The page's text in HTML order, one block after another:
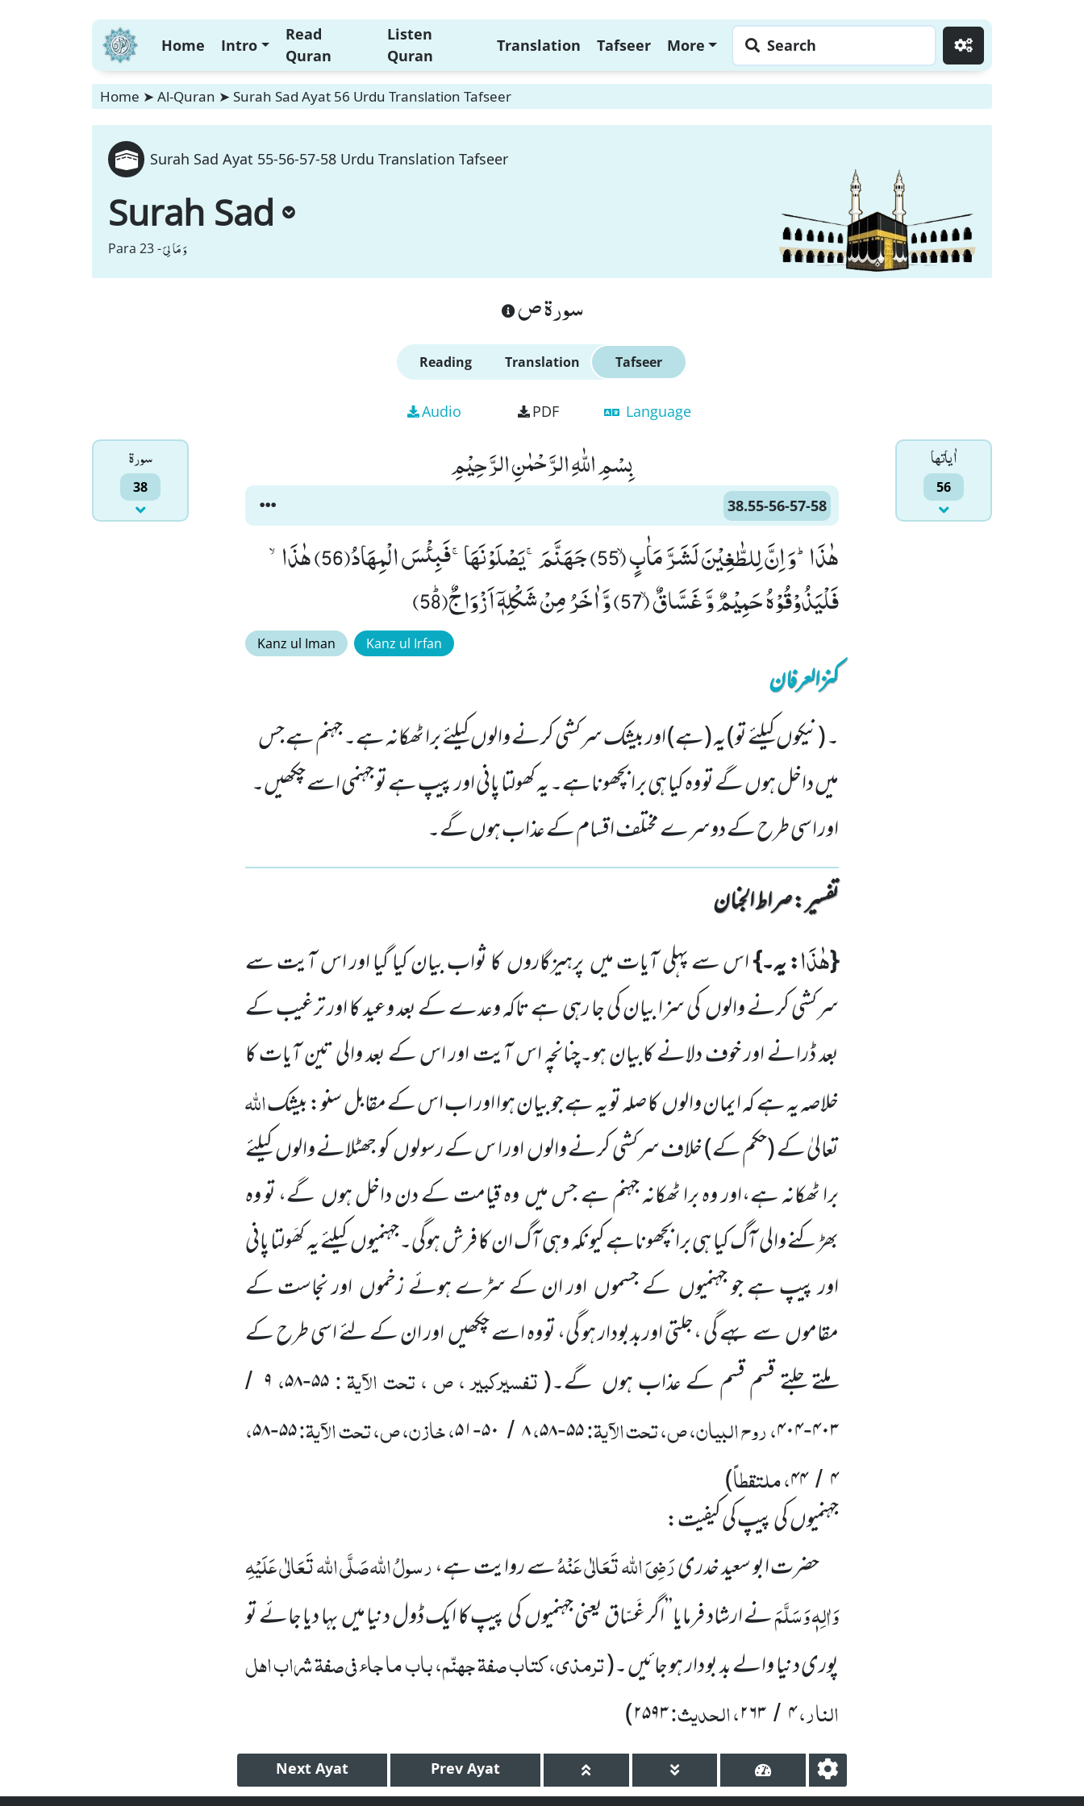
Home Intro
Read
Quran
Listen
Quran
Translation Tafseer More Search
Home ➤ Al-Quran ➤ Surah Sad Ayat 56 Urdu Translation Tafseer
Surah Sad Ayat 55-56-57-58 Urdu Translation Tafseer
Surah Sad
Para 23 -وَ مَا لِیَ
سورة ص
Reading Translation Tafseer
Audio PDF Language
سورۃ
38
اٰياتها
56
بِسْمِ اللّٰهِ الرَّحْمٰنِ الرَّحِیْمِ
38.55-56-57-58
هٰذَاؕ-وَ اِنَّ لِلطّٰغِیْنَ لَشَرَّ مَاٰبٍۙ (55) جَهَنَّمَۚ-یَصْلَوْنَهَاۚ-فَبِئْسَ الْمِهَادُ(56) هٰذَاۙ-
فَلْیَذُوْقُوْهُ حَمِیْمٌ وَّ غَسَّاقٌۙ (57) وَّ اٰخَرُ مِنْ شَكْلِهٖۤ اَزْوَاجٌﭤ(58)
Kanz ul Iman Kanz ul Irfan
کنزالعرفان
۔ (نیکوں کیلئے تو) یہ (ہے) اور بیشک سرکشی کرنے والوں کیلئے برا ٹھکانہ ہے۔ جہنم ہے جس
میں داخل ہوں گے تو وہ کیا ہی برا بچھوناہے۔ یہ کھولتا پانی اور پیپ ہے تو جہنمی اسے چکھیں۔
اور اسی طرح کے دوسرے مختلف اقسام کے عذاب ہوں گے۔
تفسیر : ‎صراط الجنان
{هٰذَا: یہ۔}اس سے پہلی آیات میںپرہیزگاروںکا ثواب بیان کیا گیا اور اس آیت سے
سرکشی کرنے والوںکی سزا بیانکی جا رہی ہے تاکہ وعدے کے بعد وعید کا اور ترغیب کے
بعد ڈرانے اور خوف دلانے کابیان ہو۔چنانچہ اس آیت اور اس کے بعد والی تین آیات کا
خلاصہ یہ ہے کہ ایمان والوںکا صلہ تو یہ ہے جو بیان ہوا اور اب اس کے مقابل سنو: بیشکاللہ
تعالیٰ کے(حکم کے)خلاف سرکشی کرنے والوںاور ا س کے رسولوںکو جھٹلانے والوںکیلئے
برا ٹھکانہ ہے،اور وہ برا ٹھکانہجہنم ہے جس میںوہ قیامت کے دن داخل ہوںگے، تو وہ
بھڑکنے والی آگ کیا ہی برا بچھوناہے کیونکہ وہی آگ ان کا فرش ہوگی۔جہنمیوںکیلئے یہ کھَولتا پانی
اور پیپ ہے جو جہنمیوں کے جسموںاور ان کے سڑے ہوئے زخموںاور نجاست کے
مقاموںسے بہے گی ،جلتی اوربدبودار ہو گی، تو وہ اسے چکھیںاور ان کے لئے اسی طرح کے
ملتے جلتے قسم قسم کے عذاب ہوں گے۔(تفسیرکبیر ، ص ، تحت الآیۃ :۵۵-۵۸،۹ /
۴۰۳-۴۰۴، روح البیان، ص، تحت الآیۃ:۵۵-۵۸،۸/ ۵۰-۵۱، خازن، ص، تحت الآیۃ:۵۵-۵۸،
۴ /۴۴، ملتقطاً)
جہنمیوںکی پیپ کی کیفیت:
حضرت ابو سعید خدریرَضِیَ اللہ تَعَالٰی عَنْہُسے روایت ہے،رسولُاللہصَلَّی اللہ تَعَالٰی عَلَیْہِ
وَاٰلِہٖ وَسَلَّمَنے ارشاد فرمایا’’اگر غَسّاق یعنی جہنمیوںکی پیپ کا ایک ڈول دنیا میںبہا دیا جائے تو
پوری دنیا والے بد بو دار ہو جائیں ۔(ترمذی، کتاب صفۃ جہنّم، باب ما جاء فی صفۃ شراب اہل
النار،۴ / ۲۶۳، الحدیث:۲۵۹۳)
Next Ayat Prev Ayat